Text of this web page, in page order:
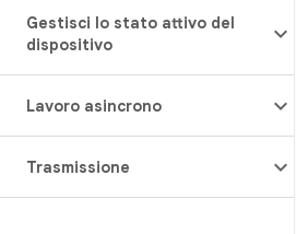
Gestisci lo stato attivo del
dispositivo
Lavoro asincrono
Trasmissione